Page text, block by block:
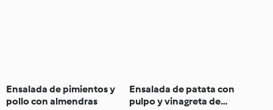
Ensalada de pimientos y
pollo con almendras
Ensalada de patata con
pulpo y vinagreta de